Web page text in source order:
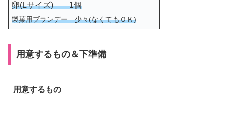
卵(Lサイズ) 1個
製菓用ブランデー 少々(なくてもＯＫ)
用意するもの＆下準備
用意するもの